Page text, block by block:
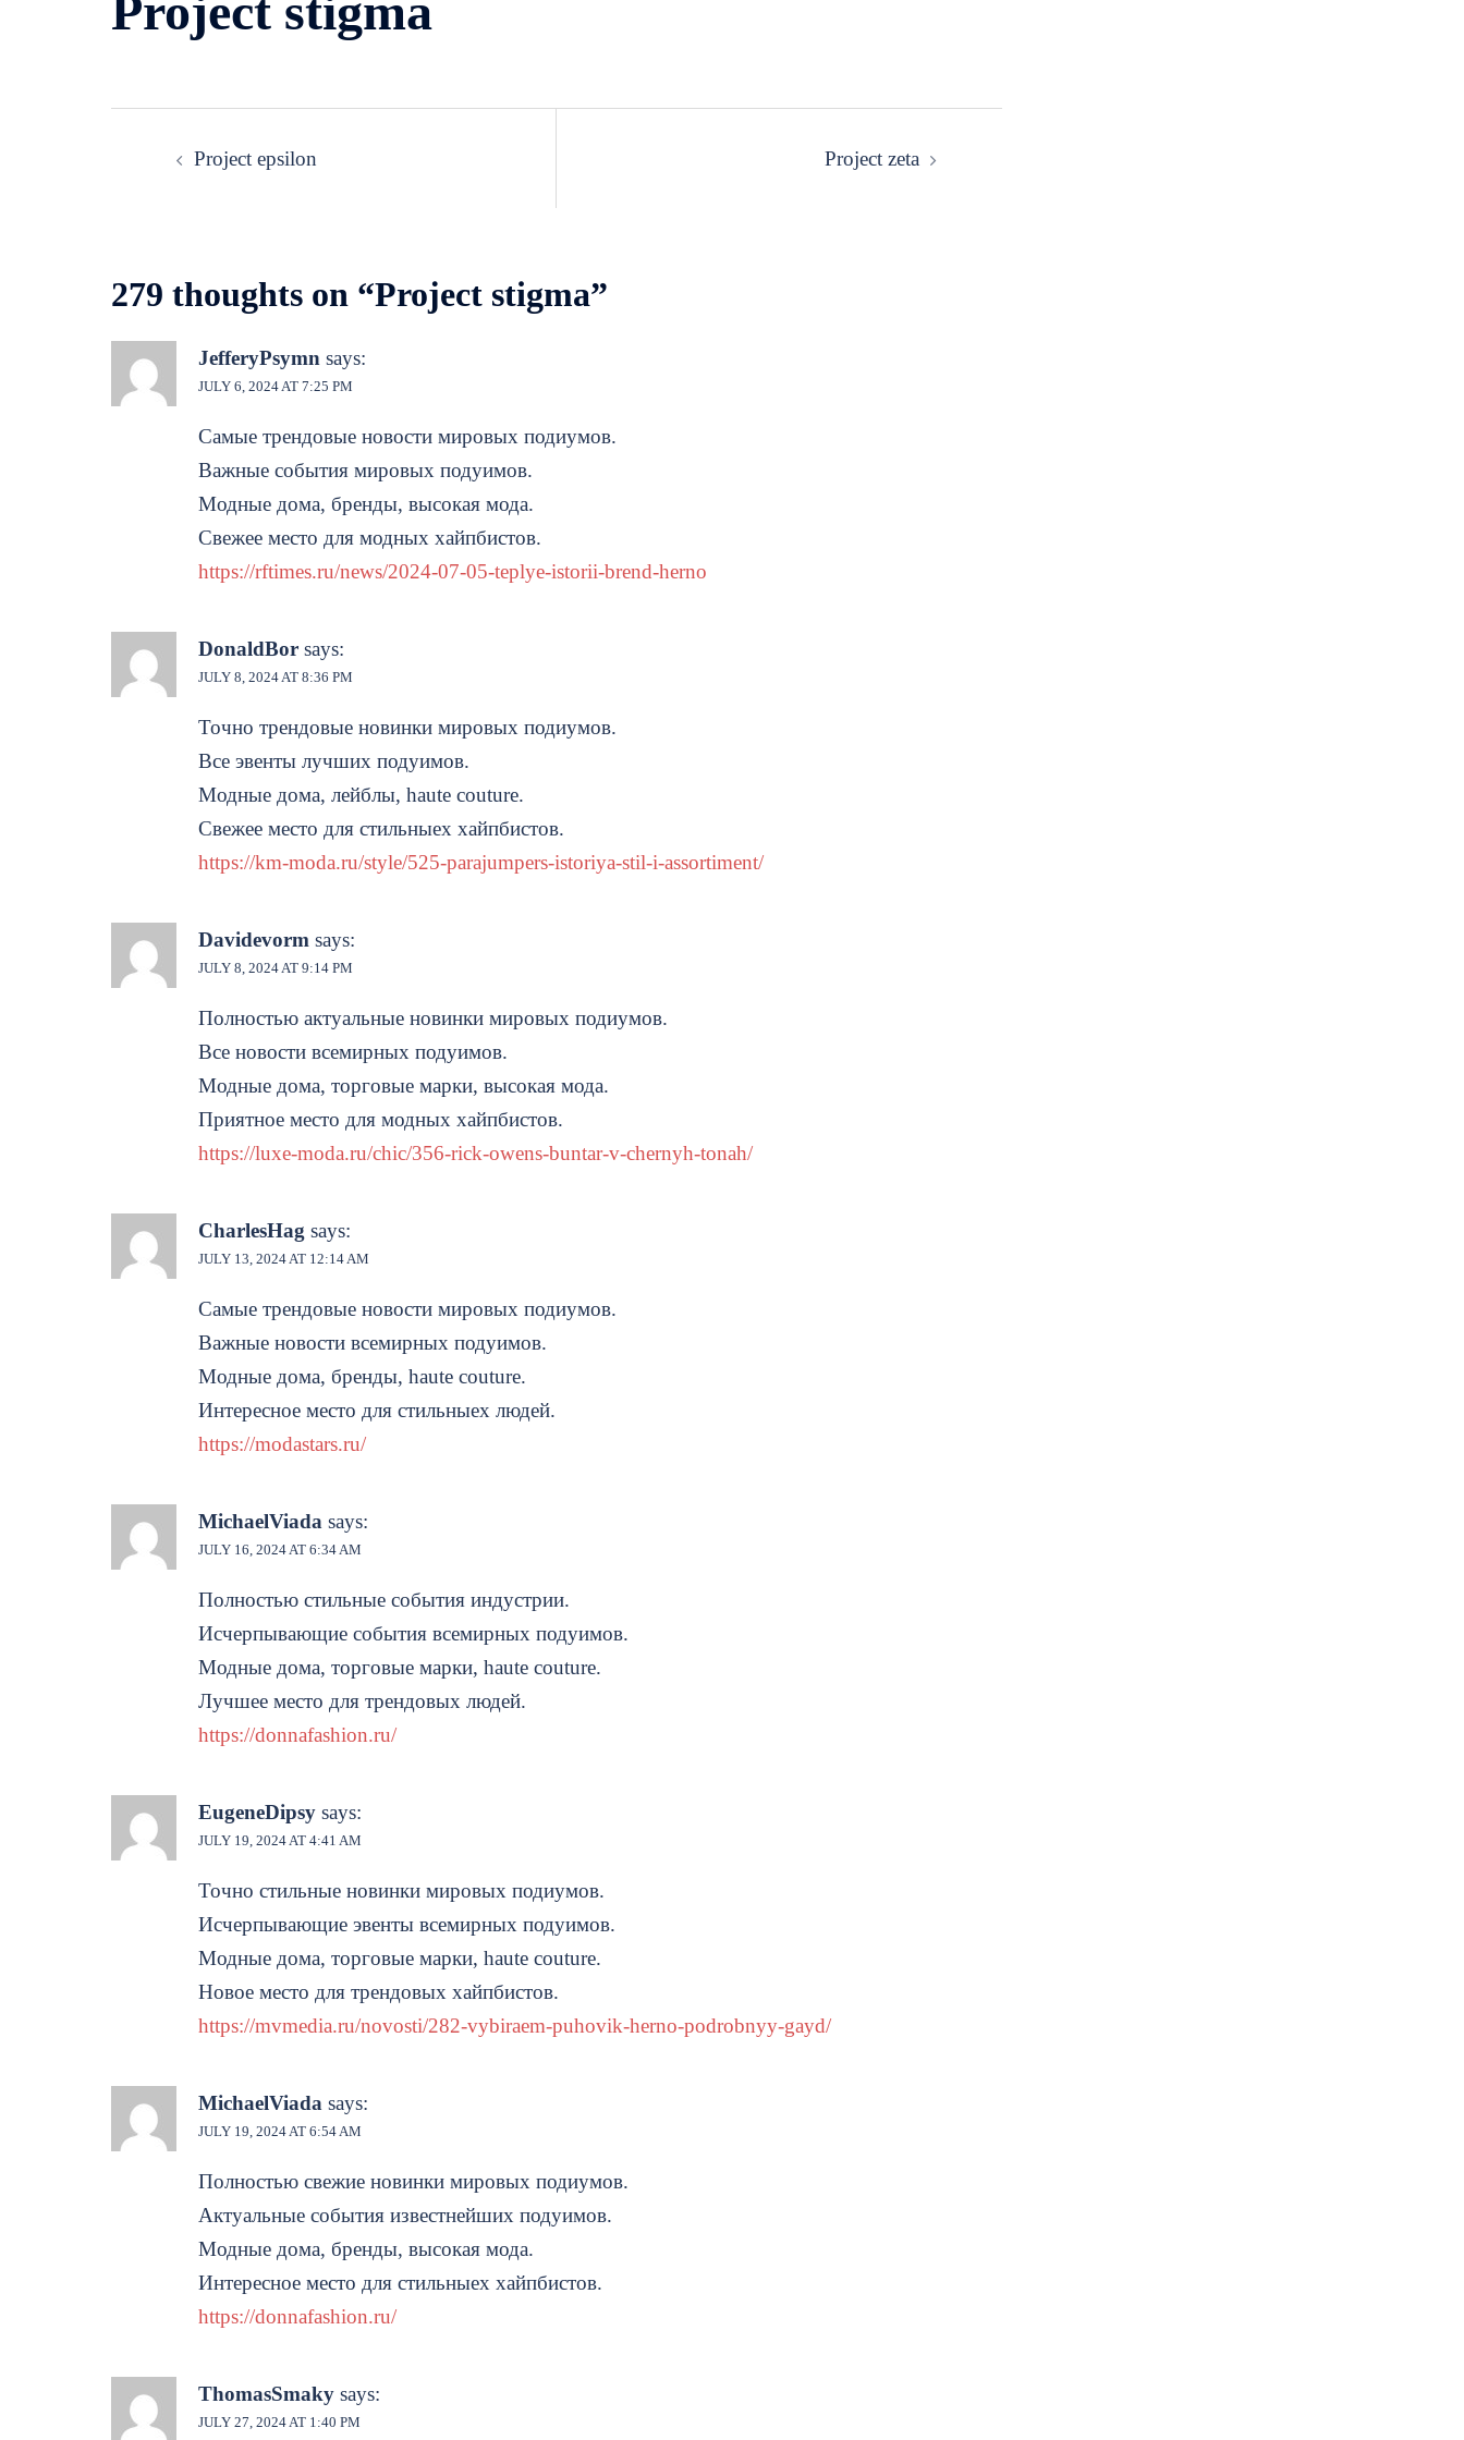
Project epsilon Project zeta
279 thoughts on “Project stigma”
JefferyPsymn says:
JULY 6, 2024 AT 7:25 PM
Самые трендовые новости мировых подиумов.
Важные события мировых подуимов.
Модные дома, бренды, высокая мода.
Свежее место для модных хайпбистов.
https://rftimes.ru/news/2024-07-05-teplye-istorii-brend-herno
DonaldBor says:
JULY 8, 2024 AT 8:36 PM
Точно трендовые новинки мировых подиумов.
Все эвенты лучших подуимов.
Модные дома, лейблы, haute couture.
Свежее место для стильныех хайпбистов.
https://km-moda.ru/style/525-parajumpers-istoriya-stil-i-assortiment/
Davidevorm says:
JULY 8, 2024 AT 9:14 PM
Полностью актуальные новинки мировых подиумов.
Все новости всемирных подуимов.
Модные дома, торговые марки, высокая мода.
Приятное место для модных хайпбистов.
https://luxe-moda.ru/chic/356-rick-owens-buntar-v-chernyh-tonah/
CharlesHag says:
JULY 13, 2024 AT 12:14 AM
Самые трендовые новости мировых подиумов.
Важные новости всемирных подуимов.
Модные дома, бренды, haute couture.
Интересное место для стильныех людей.
https://modastars.ru/
MichaelViada says:
JULY 16, 2024 AT 6:34 AM
Полностью стильные события индустрии.
Исчерпывающие события всемирных подуимов.
Модные дома, торговые марки, haute couture.
Лучшее место для трендовых людей.
https://donnafashion.ru/
EugeneDipsy says:
JULY 19, 2024 AT 4:41 AM
Точно стильные новинки мировых подиумов.
Исчерпывающие эвенты всемирных подуимов.
Модные дома, торговые марки, haute couture.
Новое место для трендовых хайпбистов.
https://mvmedia.ru/novosti/282-vybiraem-puhovik-herno-podrobnyy-gayd/
MichaelViada says:
JULY 19, 2024 AT 6:54 AM
Полностью свежие новинки мировых подиумов.
Актуальные события известнейших подуимов.
Модные дома, бренды, высокая мода.
Интересное место для стильныех хайпбистов.
https://donnafashion.ru/
ThomasSmaky says:
JULY 27, 2024 AT 1:40 PM